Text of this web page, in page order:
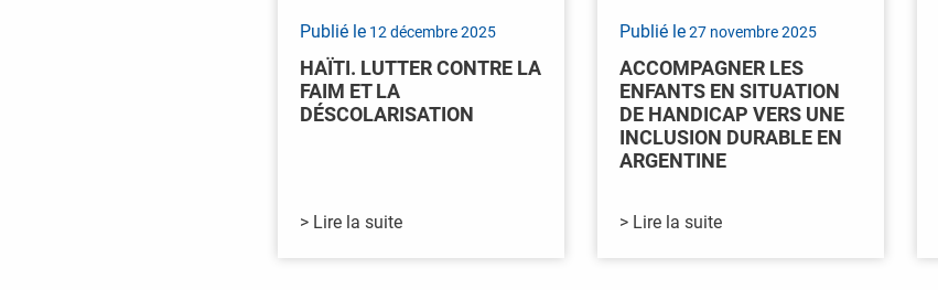
Publié le 12 décembre 2025
HAÏTI. LUTTER CONTRE LA
FAIM ET LA
DÉSCOLARISATION
> Lire la suite
Publié le27 novembre 2025
ACCOMPAGNER LES
ENFANTS EN SITUATION
DE HANDICAP VERS UNE
INCLUSION DURABLE EN
ARGENTINE
> Lire la suite